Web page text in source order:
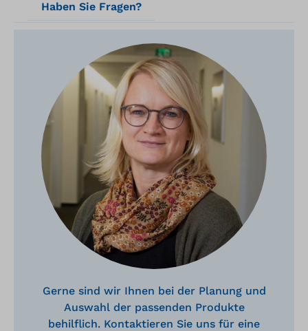
Haben Sie Fragen?
Gerne sind wir Ihnen bei der Planung und
Auswahl der passenden Produkte
behilflich. Kontaktieren Sie uns für eine